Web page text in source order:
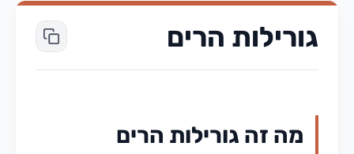
גורילות הרים
מה זה גורילות הרים